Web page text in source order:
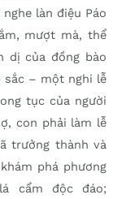
làn điệu Páo
mượt mà, thể
dị của đồng bào
sắc – một nghi lễ
tục của người
con phải làm lễ
trưởng thành và
phá phương
cẩm độc đáo;